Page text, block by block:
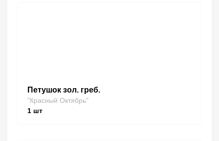
Петушок зол. греб.
"Красный Октябрь"
1 шт